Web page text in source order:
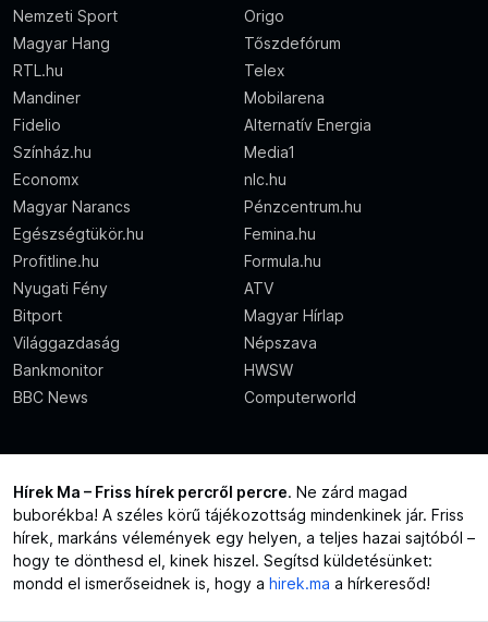
Nemzeti Sport
Origo
Magyar Hang
Tőszdefórum
RTL.hu
Telex
Mandiner
Mobilarena
Fidelio
Alternatív Energia
Színház.hu
Media1
Economx
nlc.hu
Magyar Narancs
Pénzcentrum.hu
Egészségtükör.hu
Femina.hu
Profitline.hu
Formula.hu
Nyugati Fény
ATV
Bitport
Magyar Hírlap
Világgazdaság
Népszava
Bankmonitor
HWSW
BBC News
Computerworld
Hírek Ma – Friss hírek percről percre. Ne zárd magad
buborékba! A széles körű tájékozottság mindenkinek jár. Friss
hírek, markáns vélemények egy helyen, a teljes hazai sajtóból –
hogy te dönthesd el, kinek hiszel. Segítsd küldetésünket:
mondd el ismerőseidnek is, hogy a hirek.ma a hírkeresőd!